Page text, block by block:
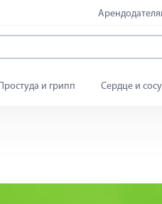
и грипп Сердце и